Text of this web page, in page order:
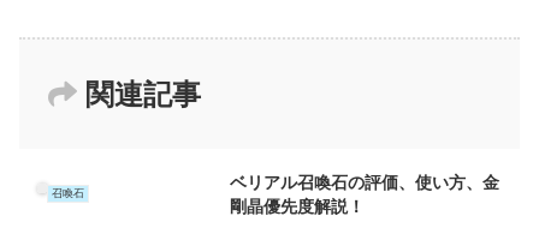
関連記事
召喚石
ベリアル召喚石の評価、使い方、金
剛晶優先度解説！